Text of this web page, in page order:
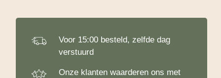
Voor 15:00 besteld, zelfde dag
verstuurd
Onze klanten waarderen ons met